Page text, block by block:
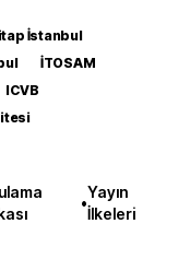
İstanbul
İTOSAM
ICVB
•
Yayın
İlkeleri